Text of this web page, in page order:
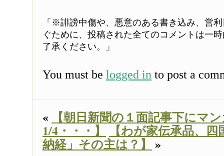
「※誹謗中傷や、悪意のある書き込み、営
ぐために、投稿された全てのコメントは一
了承ください。」
You must be logged in to post a
« 【朝日新聞の１面記事下にマ
1/4・・・】 【わが家伝承品、
納経」その主は？】 »